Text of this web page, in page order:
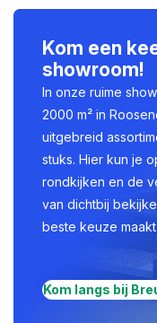
Kom een
showroom!
In onze ruime
2000 m² in
uitgebreid
stuks. Hier kun je
rondkijken en de
van dichtbij
beste keuze maakt.
Kom langs bij